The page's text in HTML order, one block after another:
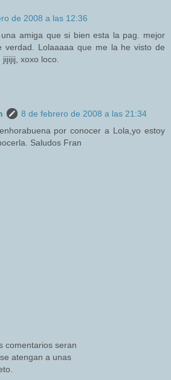
de 2008 a las 12:36
amiga que si bien esta la pag. mejor
verdad. Lolaaaaa que me la he visto de
xoxo loco.
8 de febrero de 2008 a las 21:34
por conocer a Lola,yo estoy
Saludos Fran
comentarios seran
atengan a unas